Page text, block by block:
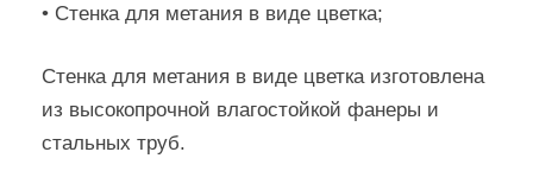
• Стенка для метания в виде цветка;
Стенка для метания в виде цветка изготовлена
из высокопрочной влагостойкой фанеры и
стальных труб.